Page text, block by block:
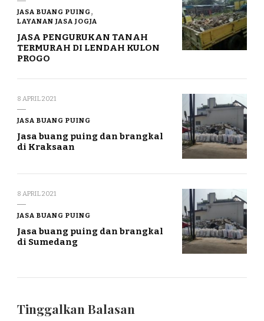
JASA BUANG PUING
LAYANAN JASA JOGJA
JASA PENGURUKAN TANAH
TERMURAH DI LENDAH KULON
PROGO
8 APRIL 2021
JASA BUANG PUING
Jasa buang puing dan brangkal
di Kraksaan
8 APRIL 2021
JASA BUANG PUING
Jasa buang puing dan brangkal
di Sumedang
Tinggalkan Balasan